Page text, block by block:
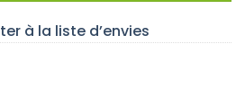
à la liste d’envies